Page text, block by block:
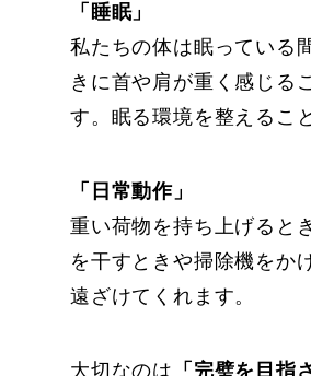
「睡眠」
私たちの体は眠っている
きに首や肩が重く感じる
す。眠る環境を整えるこ
「日常動作」
重い荷物を持ち上げると
を干すときや掃除機をか
遠ざけてくれます。
大切なのは 「完璧を目指